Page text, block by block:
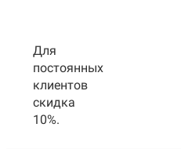
Для
постоянных
клиентов
скидка
10%.